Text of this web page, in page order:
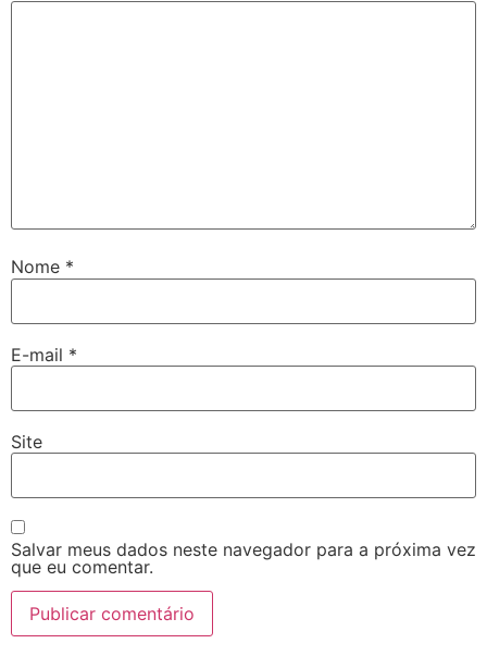
Nome *
E-mail *
Site
Salvar meus dados neste navegador para a próxima vez
que eu comentar.